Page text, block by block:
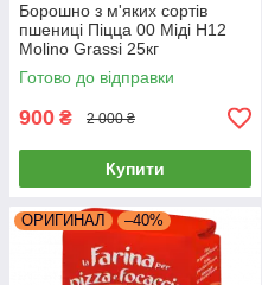
Борошно з м'яких сортів
пшениці Піцца 00 Міді Н12
Molino Grassi 25кг
Готово до відправки
900 ₴ 2 000 ₴
Купити
ОРИГИНАЛ –40%